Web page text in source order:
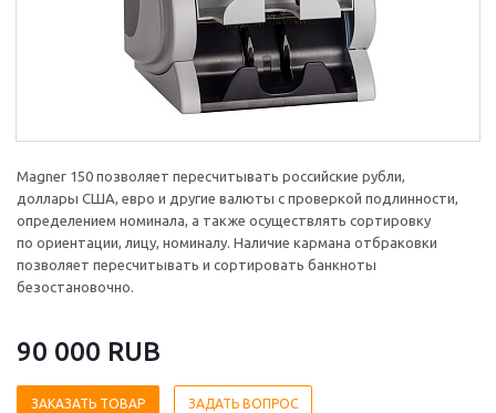
Magner 150 позволяет пересчитывать российские рубли,
доллары США, евро и другие валюты с проверкой подлинности,
определением номинала, а также осуществлять сортировку
по ориентации, лицу, номиналу. Наличие кармана отбраковки
позволяет пересчитывать и сортировать банкноты
безостановочно.
90 000 RUB
ЗАКАЗАТЬ ТОВАР ЗАДАТЬ ВОПРОС